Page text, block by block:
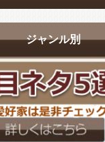
ジャンル別